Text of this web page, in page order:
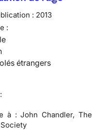
: 2013
:
étrangers
à : John Chandler, The